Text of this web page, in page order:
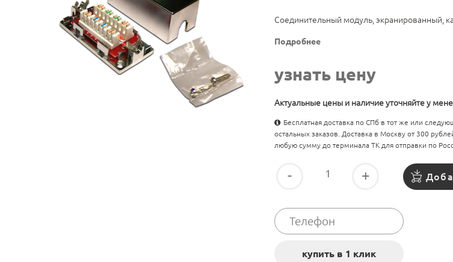
Соединительный модуль, экранированный,
Подробнее
узнать цену
Актуальные цены и наличие уточняйте у
Бесплатная доставка по СПб в тот же или
остальных заказов. Доставка в Москву от 300
любую сумму до терминала ТК для отправки по
- +